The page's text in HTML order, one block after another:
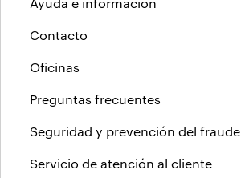
Contacto
Oficinas
Preguntas frecuentes
Seguridad y prevención del fraude
Servicio de atención al cliente